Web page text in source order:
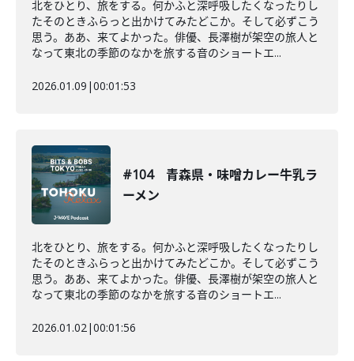
北をひとり、旅をする。何かふと深呼吸したくなったりし
たそのときふらっと出かけてみたどこか。そして必ずこう
思う。ああ、来てよかった。俳優、長澤樹が架空の旅人と
なって東北の季節のなかを旅する音のショートエ...
2026.01.09 |00:01:53
#104 青森県・味噌カレー牛乳ラ
ーメン
北をひとり、旅をする。何かふと深呼吸したくなったりし
たそのときふらっと出かけてみたどこか。そして必ずこう
思う。ああ、来てよかった。俳優、長澤樹が架空の旅人と
なって東北の季節のなかを旅する音のショートエ...
2026.01.02|00:01:56